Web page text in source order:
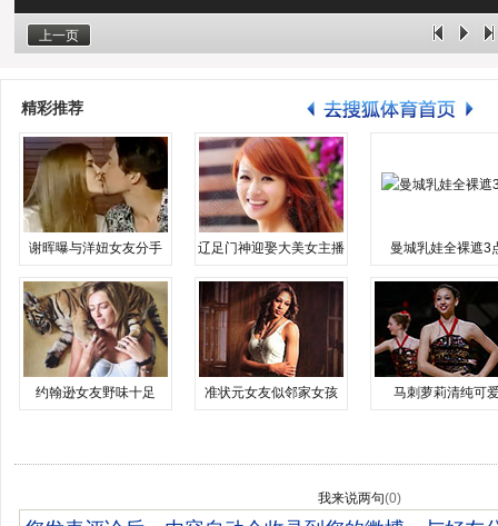
上一页
精彩推荐
谢晖曝与洋妞女友分手 辽足门神迎娶大美女主播 曼城乳娃全裸遮3
约翰逊女友野味十足 准状元女友似邻家女孩 马刺萝莉清纯可
我来说两句(0)